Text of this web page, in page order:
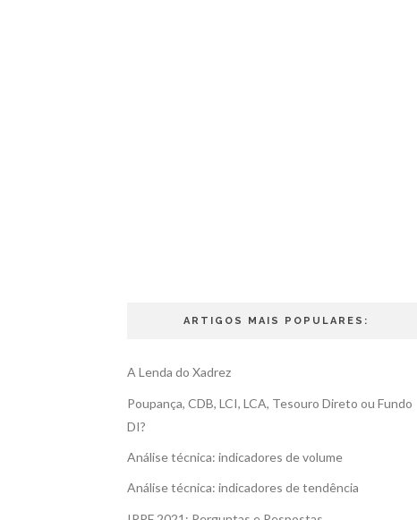
ARTIGOS MAIS POPULARES:
A Lenda do Xadrez
Poupança, CDB, LCI, LCA, Tesouro Direto ou Fundo
DI?
Análise técnica: indicadores de volume
Análise técnica: indicadores de tendência